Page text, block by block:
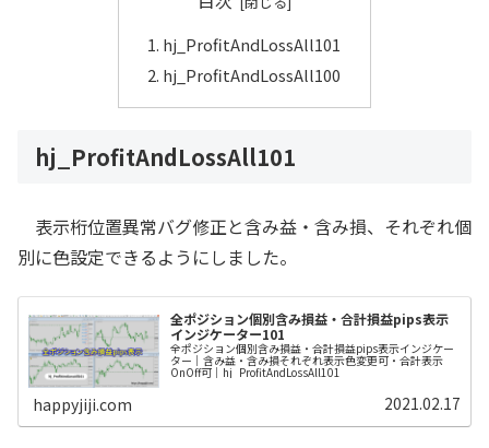
hj_ProfitAndLossAll101
hj_ProfitAndLossAll100
hj_ProfitAndLossAll101
表示桁位置異常バグ修正と含み益・含み損、それぞれ個
別に色設定できるようにしました。
全ポジション個別含み損益・合計損益pips表示
インジケーター101
全ポジション個別含み損益・合計損益pips表示インジケー
ター｜含み益・含み損それぞれ表示色変更可・合計表示
OnOff可｜hj_ProfitAndLossAll101
happyjiji.com 2021.02.17